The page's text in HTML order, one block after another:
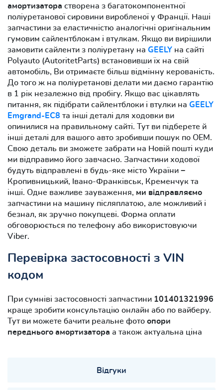
амортизатора створена з багатокомпонентної
поліуретанової сировини виробленої у Франції. Наші
запчастини за еластичністю аналогічні оригінальним
гумовим сайлентблокам і втулкам. Якщо ви вирішили
замовити сайленти з поліуретану на GEELY на сайті
Polyauto (AutoritetParts) встановивши їх на свій
автомобіль, Ви отримаєте більш відмінну керованість.
До того ж на поліуретанові делати ми даємо гарантію
в 1 рік незалежно від пробігу. Якщо вас цікавлять
питання, як підібрати сайлентблоки і втулки на GEELY
Emgrand-EC8 та інші деталі для ходовки ви
опинилися на правильному сайті. Тут ви підберете й
інші деталі для вашого авто зробивши пошук по OEM.
Свою деталь ви зможете забрати на Новій пошті куди
ми відправимо його завчасно. Запчастини ходової
будуть відправлені в будь-яке місто України −
Кропивницький, Івано-Франківськ, Кременчук та
інші. Одне важливе зауваження, ми відправляємо
запчастини на машину післяплатою, але можливий і
безнал, як зручно покупцеві. Форма оплати
обговорюється по телефону або використовуючи
Viber.
Перевірка застосовності з VIN
кодом
При сумніві застосовності запчастини 101401321996
краще зробити консультацію онлайн або по вайберу.
Тут ви можете бачити реальне фото опори
переднього амортизатора а також актуальна ціна
Відгуки